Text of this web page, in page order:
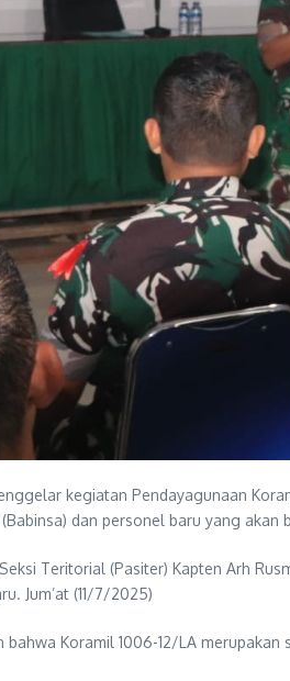
kegiatan Pendayagunaan
dan personel baru yang akan
Teritorial (Pasiter) Kapten Arh
Jum’at (11/7/2025)
bahwa Koramil 1006-12/LA